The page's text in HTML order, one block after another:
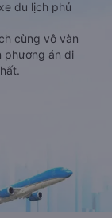
du lịch phủ
cùng vô vàn
phương án di